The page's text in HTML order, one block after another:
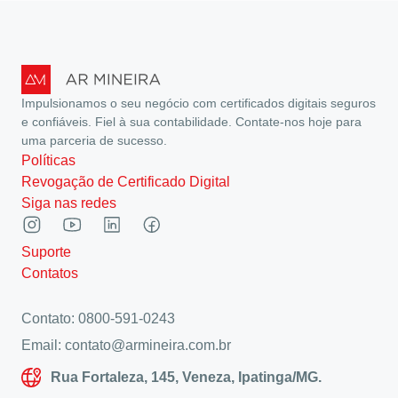
Impulsionamos o seu negócio com certificados digitais seguros
e confiáveis. Fiel à sua contabilidade. Contate-nos hoje para
uma parceria de sucesso.
Políticas
Revogação de Certificado Digital
Siga nas redes
Suporte
Contatos
Contato: 0800-591-0243
Email: contato@armineira.com.br
Rua Fortaleza, 145, Veneza, Ipatinga/MG.